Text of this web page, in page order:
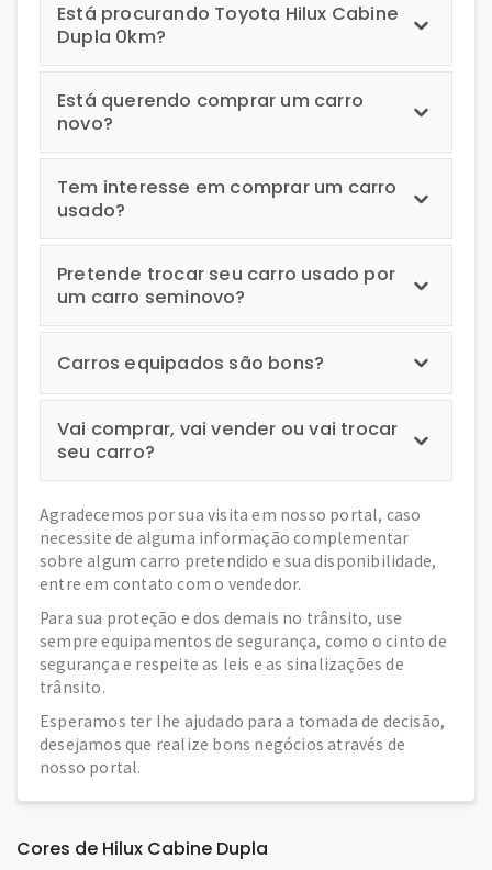
Está procurando Toyota Hilux Cabine
Dupla 0km?
Está querendo comprar um carro
novo?
Tem interesse em comprar um carro
usado?
Pretende trocar seu carro usado por
um carro seminovo?
Carros equipados são bons?
Vai comprar, vai vender ou vai trocar
seu carro?
Agradecemos por sua visita em nosso portal, caso
necessite de alguma informação complementar
sobre algum carro pretendido e sua disponibilidade,
entre em contato com o vendedor.
Para sua proteção e dos demais no trânsito, use
sempre equipamentos de segurança, como o cinto de
segurança e respeite as leis e as sinalizações de
trânsito.
Esperamos ter lhe ajudado para a tomada de decisão,
desejamos que realize bons negócios através de
nosso portal.
Cores de Hilux Cabine Dupla